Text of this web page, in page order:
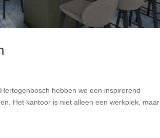
hebben we een inspirerend
Het kantoor is niet alleen een werkplek, maar